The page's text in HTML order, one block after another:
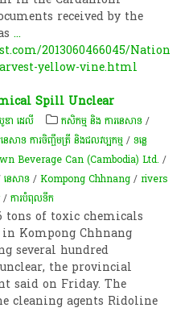
received by the
...
2013060466045/Nation
yellow-vine.html
Spill Unclear
ឌា ដេលី កសិកម្ម​ និង​ ការ​នេ​សាទ​ /
នេសាទ ការចិញ្ចឹមត្រី និងជលវប្បកម្ម /ទន្លេ
Beverage Can (Cambodia) Ltd. /
នេសាទ /Kompong Chhnang /rivers
/ការបំពុលទឹក
of toxic chemicals
Kompong Chhnang
several hundred
the provincial
said on Friday. The
cleaning agents Ridoline